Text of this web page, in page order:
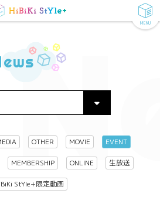
MENU
OTHER MOVIE EVENT
MEMBERSHIP ONLINE 生放送
StYle+限定動画